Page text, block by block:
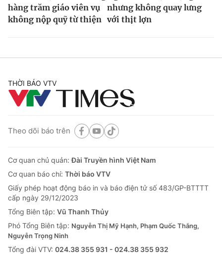
hàng trăm giáo viên vụ
không nộp quỹ từ thiện
nhưng không quay lưng
với thịt lợn
THỜI BÁO VTV
Theo dõi báo trên
Cơ quan chủ quản:Đài Truyền hình Việt Nam
Cơ quan báo chí: Thời báo VTV
Giấy phép hoạt động báo in và báo điện tử số 483/GP-BTTTT
cấp ngày 29/12/2023
Tổng Biên tập: Vũ Thanh Thủy
Phó Tổng Biên tập: Nguyễn Thị Mỹ Hạnh, Phạm Quốc Thắng,
Nguyễn Trọng Ninh
Tổng đài VTV: 024.38 355 931 - 024.38 355 932